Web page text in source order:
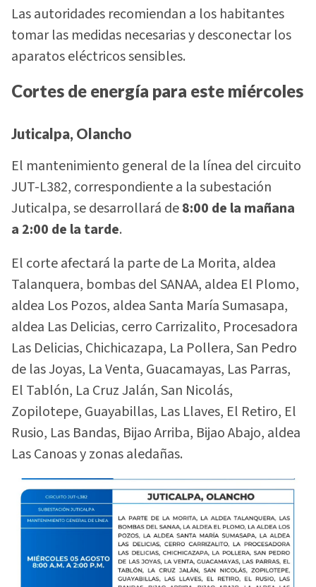
Las autoridades recomiendan a los habitantes
tomar las medidas necesarias y desconectar los
aparatos eléctricos sensibles.
Cortes de energía para este miércoles
Juticalpa, Olancho
El mantenimiento general de la línea del circuito
JUT-L382, correspondiente a la subestación
Juticalpa, se desarrollará de8:00 de la mañana
a 2:00 de la tarde.
El corte afectará la parte de La Morita, aldea
Talanquera, bombas del SANAA, aldea El Plomo,
aldea Los Pozos, aldea Santa María Sumasapa,
aldea Las Delicias, cerro Carrizalito, Procesadora
Las Delicias, Chichicazapa, La Pollera, San Pedro
de las Joyas, La Venta, Guacamayas, Las Parras,
El Tablón, La Cruz Jalán, San Nicolás,
Zopilotepe, Guayabillas, Las Llaves, El Retiro, El
Rusio, Las Bandas, Bijao Arriba, Bijao Abajo, aldea
Las Canoas y zonas aledañas.